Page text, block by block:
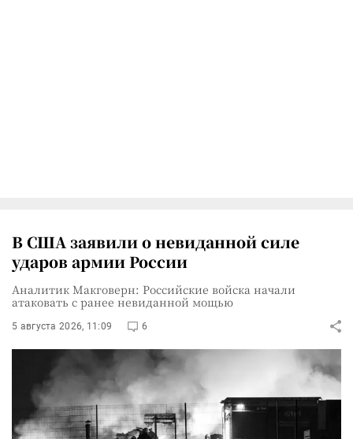
В США заявили о невиданной силе
ударов армии России
Аналитик Макговерн: Российские войска начали
атаковать с ранее невиданной мощью
5 августа 2026, 11:09 6